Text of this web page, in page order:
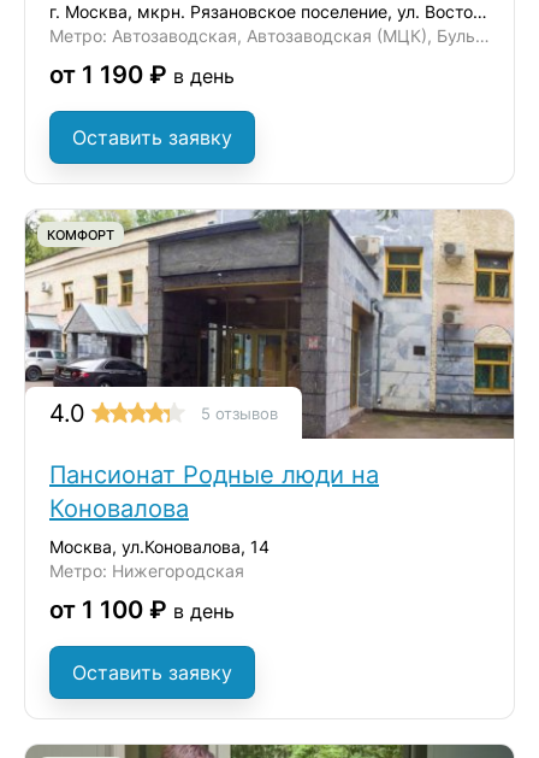
г. Москва, мкрн. Рязановское поселение, ул. Восточная, д. 6
Метро: Автозаводская, Автозаводская (МЦК), Бульвар Дмитрия Донского
от 1 190 ₽ в день
Оставить заявку
КОМФОРТ
4.0 5 отзывов
Пансионат Родные люди на
Коновалова
Москва, ул.Коновалова, 14
Метро: Нижегородская
от 1 100 ₽ в день
Оставить заявку